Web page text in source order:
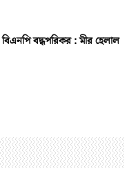
বদ্ধপরিকর : মীর হেলাল